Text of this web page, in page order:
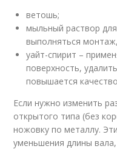
ветошь;
мыльный раствор
выполняться
уайт-спирит –
поверхность,
повышается
Если нужно изменить
открытого типа (без
ножовку по металлу.
уменьшения длины